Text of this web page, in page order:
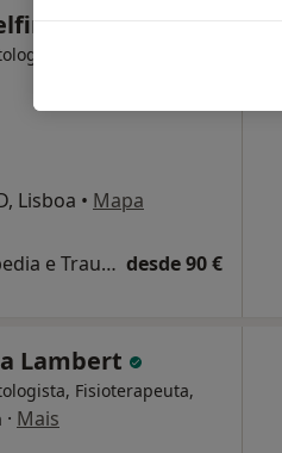
Tavares
Lisboa • Mapa
Primeira consulta Ortopedia e Traumatologia desde 90 €
Lambert
Fisioterapeuta,
· Mais